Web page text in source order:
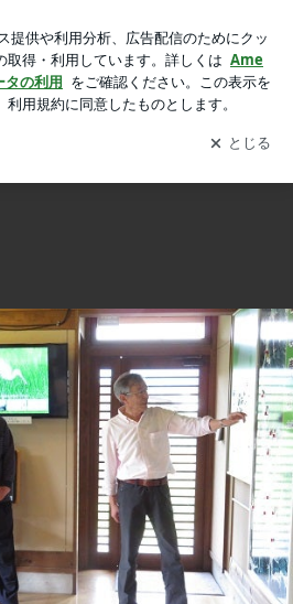
鳴門市より市長さんがお越しくださいました。